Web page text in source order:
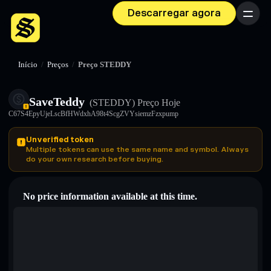
Descarregar agora Menu
Início / Preços / Preço STEDDY
SaveTeddy (STEDDY) Preço Hoje
C67S4EpyUjeLscBfHWdxhA98t4ScgZVYsiemzFzxpump
Unverified token
Multiple tokens can use the same name and symbol. Always
do your own research before buying.
No price information available at this time.